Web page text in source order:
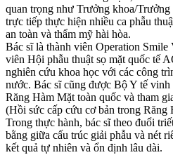
quan trọng như Trưởng khoa/
trực tiếp thực hiện nhiều ca phẫu
an toàn và thẩm mỹ hài hòa.
Bác sĩ là thành viên Operation Smile
viên Hội phẫu thuật sọ mặt quốc tế
nghiên cứu khoa học với các công
nước. Bác sĩ cũng được Bộ Y tế
Răng Hàm Mặt toàn quốc và tham
(Hồi sức cấp cứu cơ bản trong Răng
Trong thực hành, bác sĩ theo đuổi
bằng giữa cấu trúc giải phẫu và nét
kết quả tự nhiên và ổn định lâu dài.